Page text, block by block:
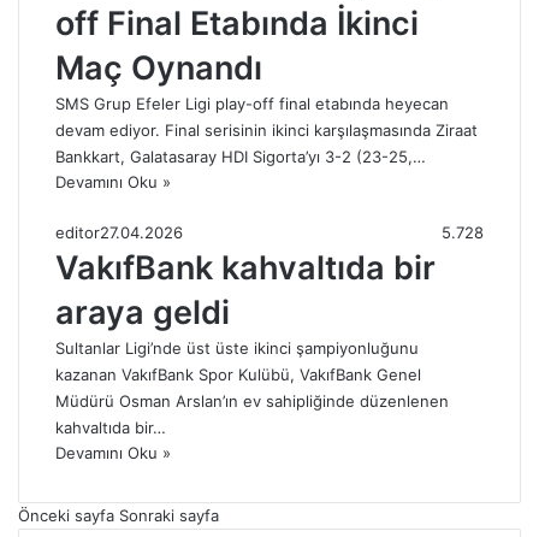
off Final Etabında İkinci
Maç Oynandı
SMS Grup Efeler Ligi play-off final etabında heyecan
devam ediyor. Final serisinin ikinci karşılaşmasında Ziraat
Bankkart, Galatasaray HDI Sigorta’yı 3-2 (23-25,…
Devamını Oku »
editor27.04.2026 5.728
VakıfBank kahvaltıda bir
araya geldi
Sultanlar Ligi’nde üst üste ikinci şampiyonluğunu
kazanan VakıfBank Spor Kulübü, VakıfBank Genel
Müdürü Osman Arslan’ın ev sahipliğinde düzenlenen
kahvaltıda bir…
Devamını Oku »
Önceki sayfa Sonraki sayfa